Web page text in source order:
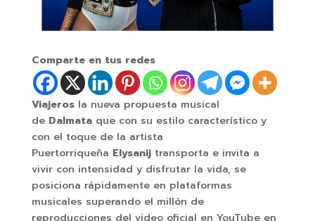
Comparte en tus redes
Viajerosla nueva propuesta musical
de Dalmataque con su estilo característico y
con el toque de la artista
Puertorriqueña Elysanijtransporta e invita a
vivir con intensidad y disfrutar la vida, se
posiciona rápidamente en plataformas
musicales superando el millón de
reproducciones del video oficial en YouTube en